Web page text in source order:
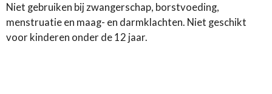
Niet gebruiken bij zwangerschap, borstvoeding,
menstruatie en maag- en darmklachten. Niet geschikt
voor kinderen onder de 12 jaar.